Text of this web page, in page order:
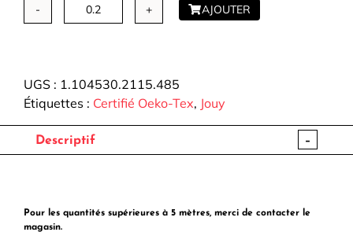
quantité
-
Classic
shepherd
AJOUTER
UGS : 1.104530.2115.485
Étiquettes : Certifié Oeko-Tex, Jouy
Descriptif -
Pour les quantités supérieures à 5 mètres, merci de contacter le
magasin.